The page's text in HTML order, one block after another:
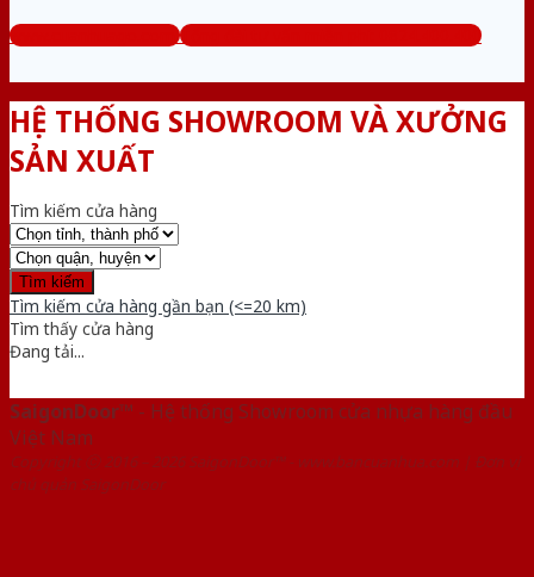
www.cuanhuago.com Tổng đài tư vấn miễn phí: 0824.400.400
HỆ THỐNG SHOWROOM VÀ XƯỞNG
SẢN XUẤT
Tìm kiếm cửa hàng
Tìm kiếm cửa hàng gần bạn (<=20 km)
Tìm thấy cửa hàng
Đang tải...
SaigonDoor™ - Hệ thống Showroom cửa nhựa hàng đầu
Việt Nam
Copyright ⓒ 2016 – 2026 SaigonDoor™ - www.bancuanhua.com | Đơn vị
chủ quản SaigonDoor